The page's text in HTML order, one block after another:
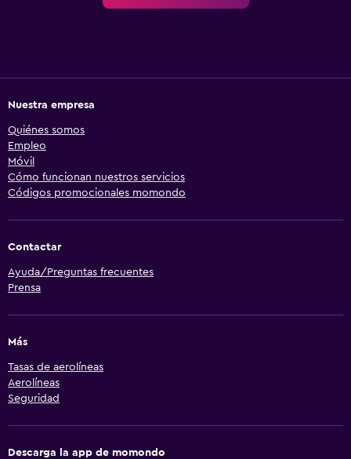
Nuestra empresa
Quiénes somos
Empleo
Móvil
Cómo funcionan nuestros servicios
Códigos promocionales momondo
Contactar
Ayuda/Preguntas frecuentes
Prensa
Más
Tasas de aerolíneas
Aerolíneas
Seguridad
Descarga la app de momondo